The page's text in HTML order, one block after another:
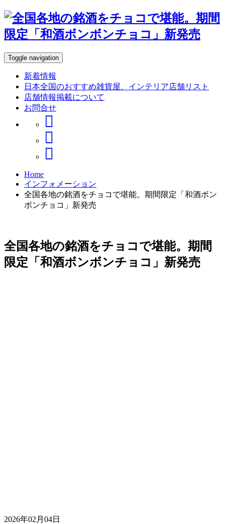
Toggle navigation
新着情報
日本全国のおすすめ雑貨屋、インテリア店舗リスト
店舗情報掲載について
お問合せ
Home
インフォメーション
全国各地の銘酒をチョコで堪能。期間限定「和酒ボン
ボンチョコ」新発売
全国各地の銘酒をチョコで堪能。期間
限定「和酒ボンボンチョコ」新発売
2026年02月04日